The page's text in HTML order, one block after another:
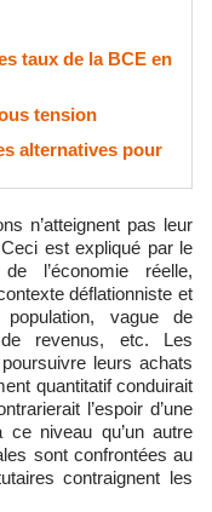
taux de la BCE en
tension
alternatives pour
est expliqué par le
l’économie réelle,
déflationniste et
vague de
de revenus, etc. Les
leurs achats
quantitatif conduirait
l’espoir d’une
ce niveau qu’un autre
sont confrontées au
contraignent les